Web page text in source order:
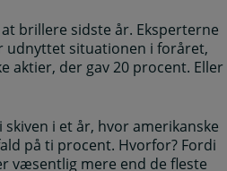
brillere sidste år. Eksperterne
udnyttet situationen i foråret,
aktier, der gav 20 procent. Eller
i et år, hvor amerikanske
på ti procent. Hvorfor? Fordi
væsentlig mere end de fleste